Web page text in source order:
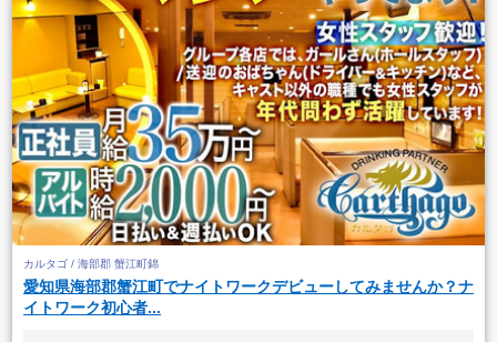
カルタゴ / 海部郡 蟹江町錦
愛知県海部郡蟹江町でナイトワークデビューしてみませんか？ナ
イトワーク初心者...